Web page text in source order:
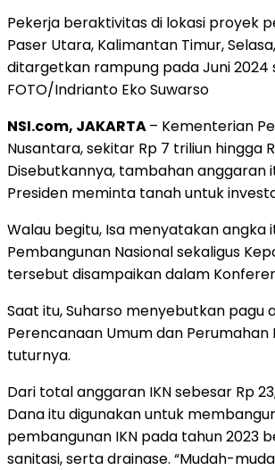
Pekerja beraktivitas di lokasi proyek
Paser Utara, Kalimantan Timur,
ditargetkan rampung pada Juni 2024
FOTO/Indrianto Eko Suwarso
NSI.com, JAKARTA– Kementerian
Nusantara, sekitar Rp 7 triliun
Disebutkannya, tambahan anggaran
Presiden meminta tanah untuk
Walau begitu, Isa menyatakan
Pembangunan Nasional sekaligus
tersebut disampaikan dalam
Saat itu, Suharso menyebutkan pagu
Perencanaan Umum dan Perumahan
tuturnya.
Dari total anggaran IKN sebesar Rp
Dana itu digunakan untuk
pembangunan IKN pada tahun 2023
sanitasi, serta drainase. “Mudah-